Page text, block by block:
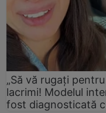
„Să vă rugați
lacrimi! Modelul
fost diagnosticată